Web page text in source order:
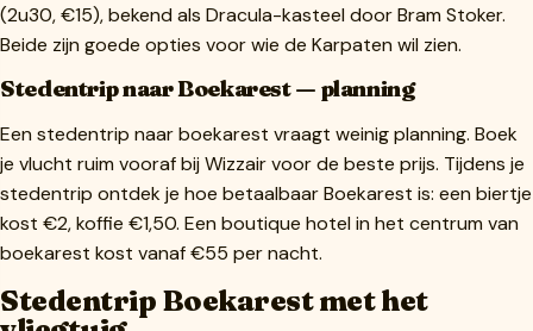
(2u30, €15), bekend als Dracula-kasteel door Bram Stoker.
Beide zijn goede opties voor wie de Karpaten wil zien.
Stedentrip naar Boekarest — planning
Een stedentrip naar boekarest vraagt weinig planning. Boek
je vlucht ruim vooraf bij Wizzair voor de beste prijs. Tijdens je
stedentrip ontdek je hoe betaalbaar Boekarest is: een biertje
kost €2, koffie €1,50. Een boutique hotel in het centrum van
boekarest kost vanaf €55 per nacht.
Stedentrip Boekarest met het